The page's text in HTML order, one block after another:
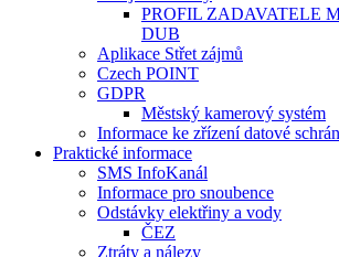
PROFIL ZADAVATELE
DUB
Aplikace Střet zájmů
Czech POINT
GDPR
Městský kamerový systém
Informace ke zřízení datové
Praktické informace
SMS InfoKanál
Informace pro snoubence
Odstávky elektřiny a vody
ČEZ
Ztráty a nálezy